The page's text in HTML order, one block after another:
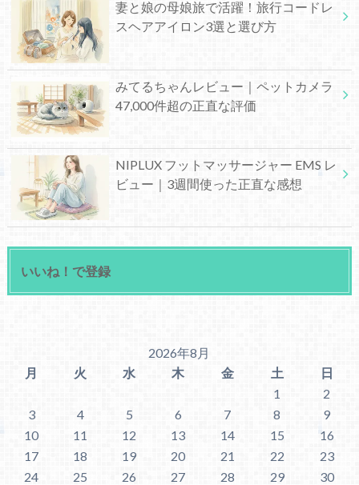
妻と娘の母娘旅で活躍！旅行コードレ
スヘアアイロン3選と選び方
みてるちゃんレビュー｜ペットカメラ
47,000件超の正直な評価
NIPLUX フットマッサージャー EMS レ
ビュー｜3週間使った正直な感想
いいね！で登録
2026年8月
月
火 水 木 金 土
日
1
2
3
4 5 6 7 8
9
10
11 12 13 14 15
16
17
18 19 20 21 22
23
24
25 26 27 28 29
30